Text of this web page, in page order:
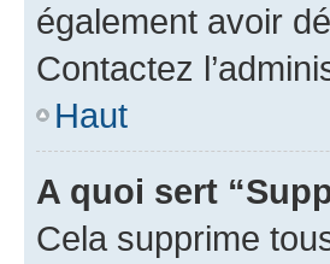
également avoir
Contactez
Haut
A quoi sert
Cela supprime